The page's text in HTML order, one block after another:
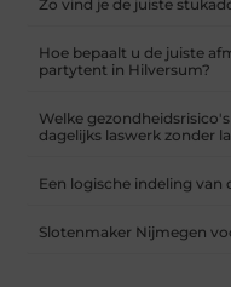
Zo vind je de juiste
Hoe bepaalt u de juiste
partytent in Hilversum?
Welke
dagelijks laswerk zonder
Een logische indeling
Slotenmaker Nijmegen